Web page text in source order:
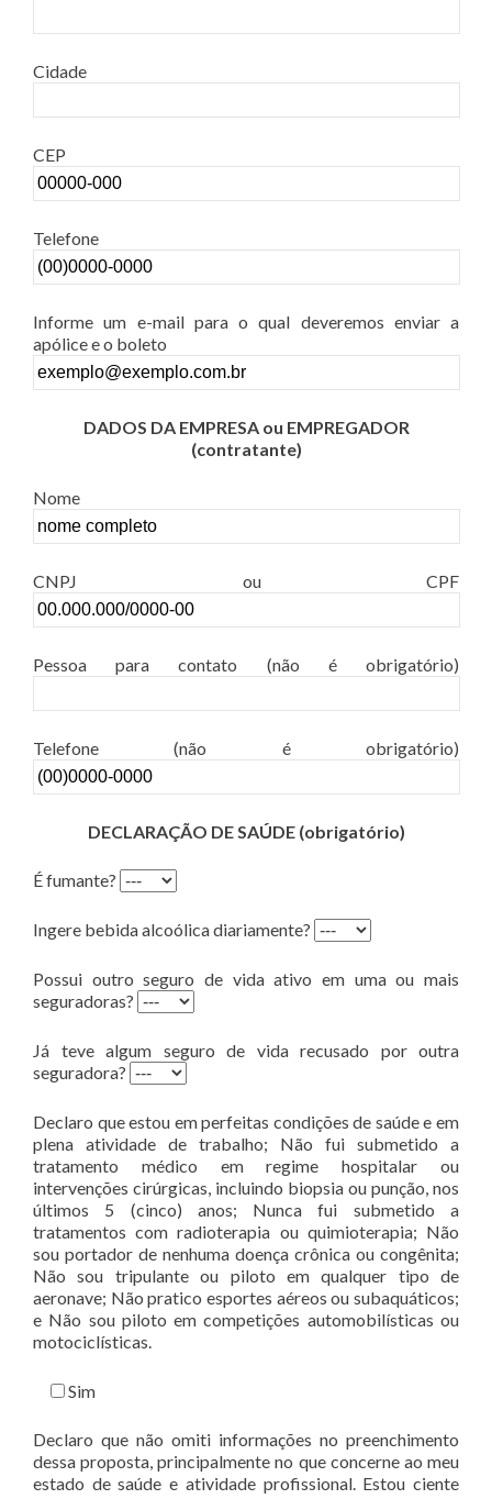
Cidade
CEP
Telefone
Informe um e-mail para o qual deveremos enviar a
apólice e o boleto
DADOS DA EMPRESA ou EMPREGADOR
(contratante)
Nome
CNPJ ou CPF
Pessoa para contato (não é obrigatório)
Telefone (não é obrigatório)
DECLARAÇÃO DE SAÚDE (obrigatório)
É fumante?
Ingere bebida alcoólica diariamente?
Possui outro seguro de vida ativo em uma ou mais
seguradoras?
Já teve algum seguro de vida recusado por outra
seguradora?
Declaro que estou em perfeitas condições de saúde e em
plena atividade de trabalho; Não fui submetido a
tratamento médico em regime hospitalar ou
intervenções cirúrgicas, incluindo biopsia ou punção, nos
últimos 5 (cinco) anos; Nunca fui submetido a
tratamentos com radioterapia ou quimioterapia; Não
sou portador de nenhuma doença crônica ou congênita;
Não sou tripulante ou piloto em qualquer tipo de
aeronave; Não pratico esportes aéreos ou subaquáticos;
e Não sou piloto em competições automobilísticas ou
motociclísticas.
Sim
Declaro que não omiti informações no preenchimento
dessa proposta, principalmente no que concerne ao meu
estado de saúde e atividade profissional. Estou ciente